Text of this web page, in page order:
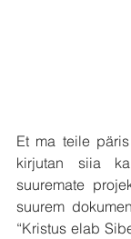
Et ma teile
kirjutan siia
suuremate
suurem
“Kristus elab